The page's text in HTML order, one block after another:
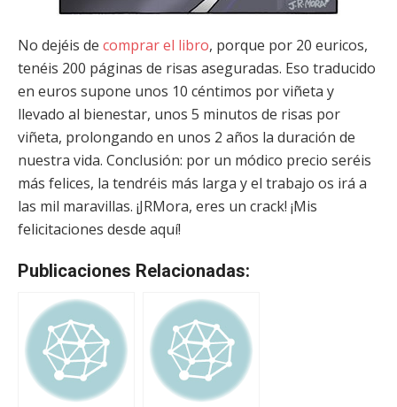
No dejéis de comprar el libro, porque por 20 euricos,
tenéis 200 páginas de risas aseguradas. Eso traducido
en euros supone unos 10 céntimos por viñeta y
llevado al bienestar, unos 5 minutos de risas por
viñeta, prolongando en unos 2 años la duración de
nuestra vida. Conclusión: por un módico precio seréis
más felices, la tendréis más larga y el trabajo os irá a
las mil maravillas. ¡JRMora, eres un crack! ¡Mis
felicitaciones desde aquí!
Publicaciones Relacionadas: